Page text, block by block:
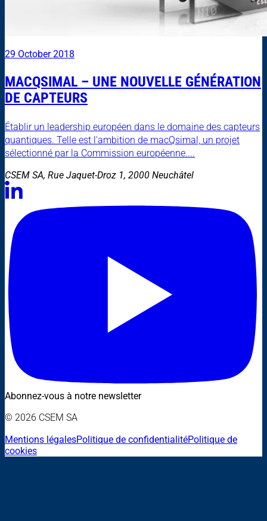
29 October 2018
MACQSIMAL – UNE NOUVELLE GÉNÉRATION
DE CAPTEURS
Établir un leadership européen dans le domaine des capteurs
quantiques. Telle est l'ambition de macQsimal, un projet
sélectionné par la Commission européenne....
CSEM SA, Rue Jaquet-Droz 1, 2000 Neuchâtel
Abonnez-vous à notre newsletter
© 2026 CSEM SA
Mentions légalesPolitique de confidentialitéPolitique de
cookies